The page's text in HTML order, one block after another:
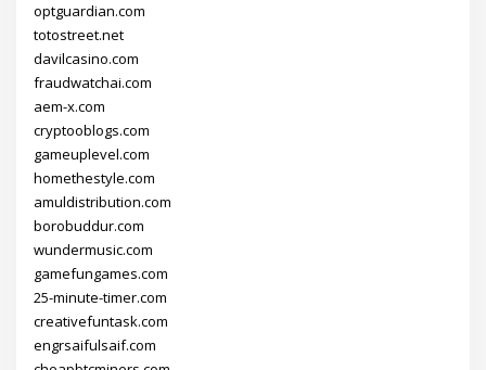
optguardian.com
totostreet.net
davilcasino.com
fraudwatchai.com
aem-x.com
cryptooblogs.com
gameuplevel.com
homethestyle.com
amuldistribution.com
borobuddur.com
wundermusic.com
gamefungames.com
25-minute-timer.com
creativefuntask.com
engrsaifulsaif.com